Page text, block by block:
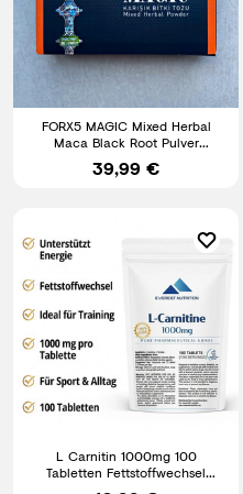
FORX5 MAGIC Mixed Herbal
Maca Black Root Pulver
Ergänzungsmittel
39,99 €
L Carnitin 1000mg 100
Tabletten Fettstoffwechsel
Energie Training